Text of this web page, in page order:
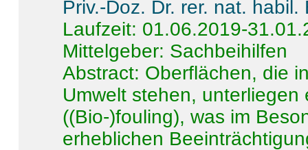
Priv.-Doz. Dr. rer. nat.
Laufzeit: 01.06.2019-
Mittelgeber: Sachbeihilfen
Abstract: Oberflächen, die
Umwelt stehen,
((Bio-)fouling), was im
erheblichen